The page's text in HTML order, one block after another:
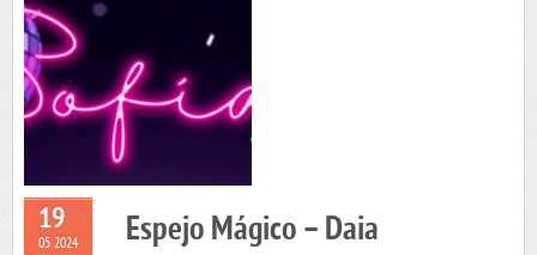
19
05 2024 Espejo Mágico – Daia